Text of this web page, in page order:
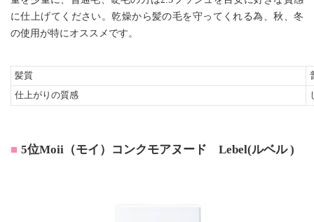
に仕上げてください。乾燥から髪の毛を守ってくれる為、秋、冬
の使用が特にオススメです。
髪質
仕上がりの質感
5位Moii（モイ）コンクモアヌード Lebel(ルベル )